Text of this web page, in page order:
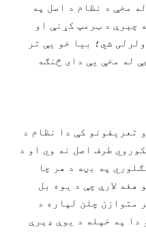
مخې د نظام د اصل په
چېرې د ټرمپ کړنې او
شي؛ بیا خو یې تر
له مخې یې دای څنګه
تعریفونو کې دا نظام د
طرف اصل نه وي او د
په بڼه د هر چا
هغه لارې چې د یوه بل
متوازن چلن لپاره د
دا په خپله د یوې ډېرې